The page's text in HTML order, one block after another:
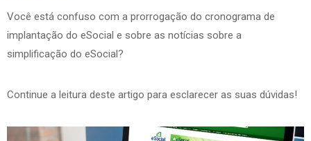
Você está confuso com a prorrogação do cronograma de
implantação do eSocial e sobre as notícias sobre a
simplificação do eSocial?
Continue a leitura deste artigo para esclarecer as suas dúvidas!